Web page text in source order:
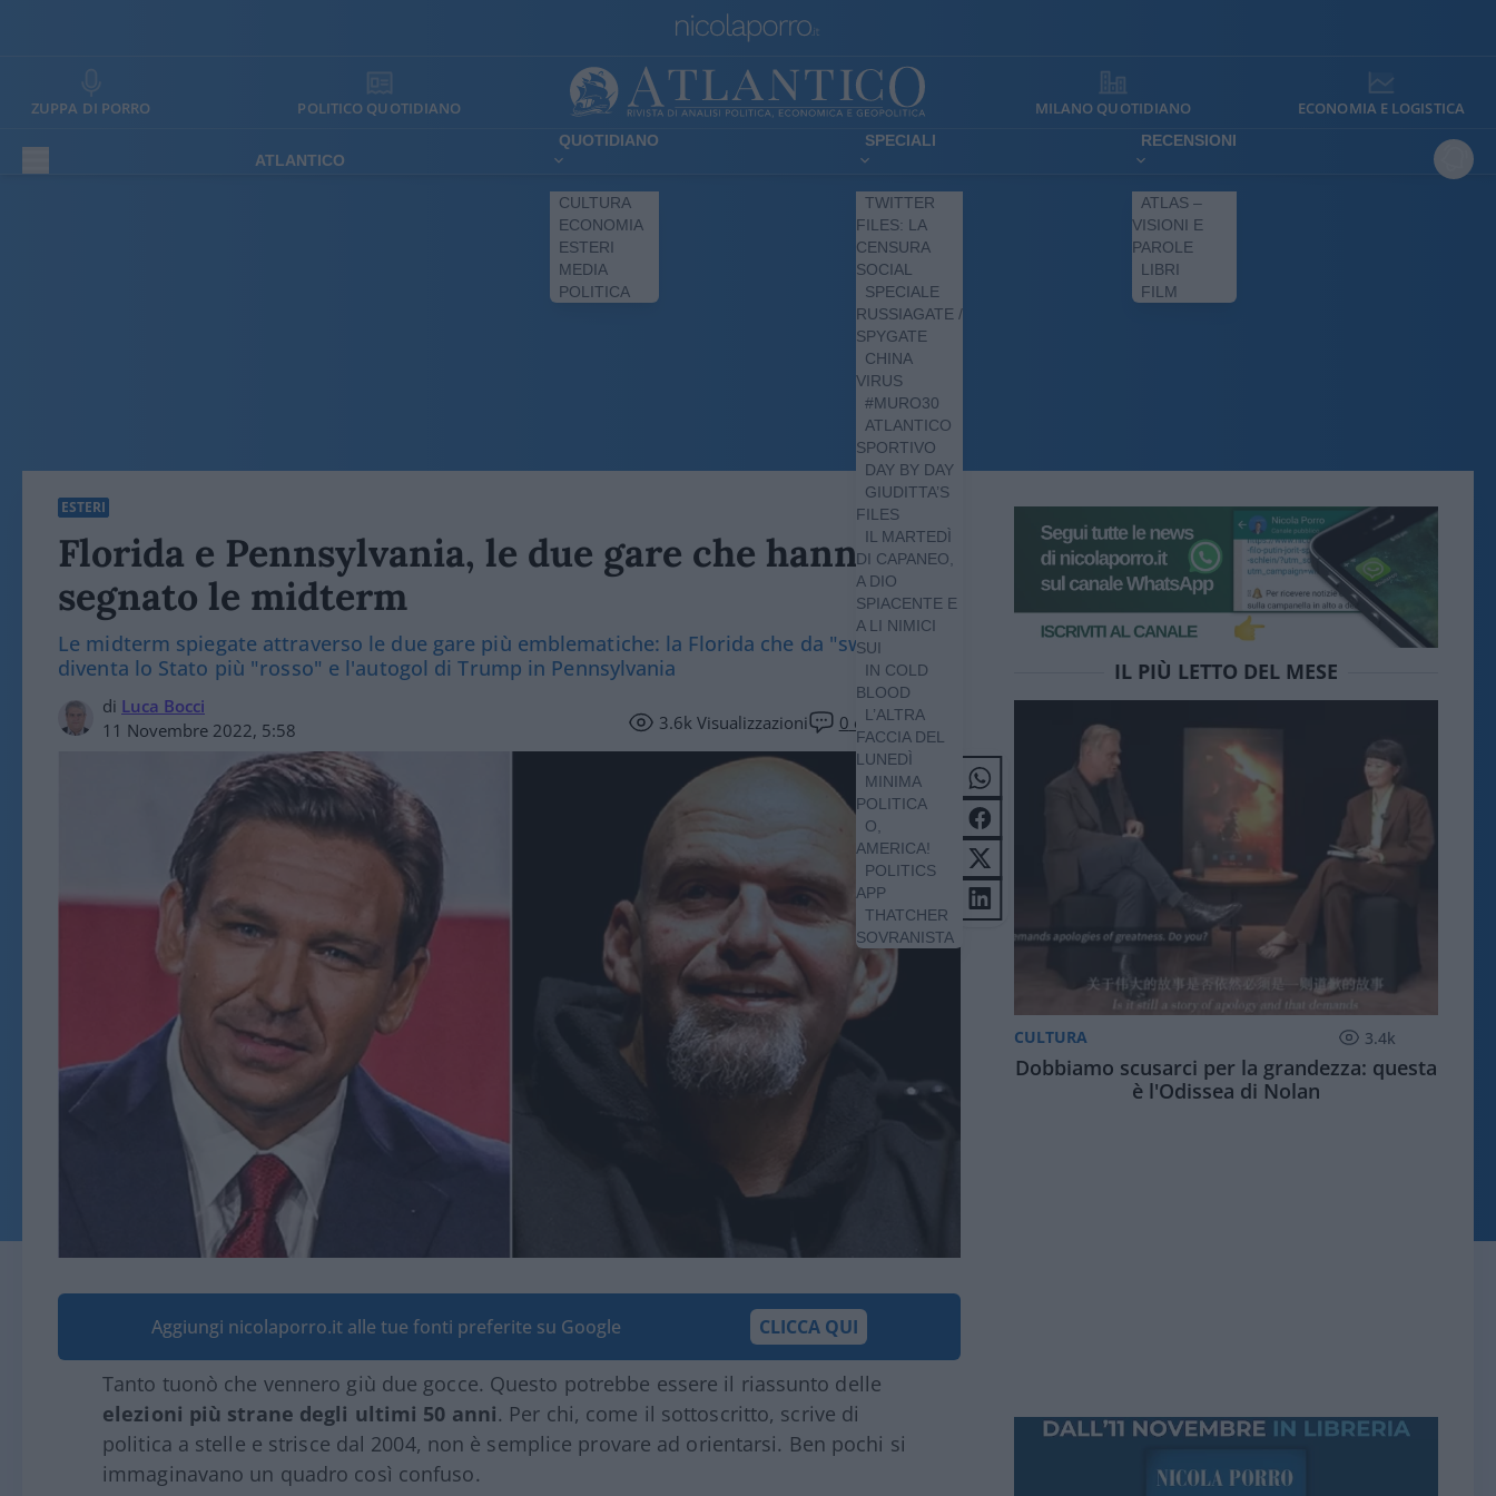
ZUPPA DI PORRO POLITICO QUOTIDIANO MILANO QUOTIDIANO ECONOMIA E LOGISTICA
ATLANTICO
QUOTIDIANO
CULTURA
ECONOMIA
ESTERI
MEDIA
POLITICA
SPECIALI
TWITTER
FILES: LA
CENSURA
SOCIAL
SPECIALE
RUSSIAGATE /
SPYGATE
CHINA
VIRUS
#MURO30
ATLANTICO
SPORTIVO
DAY BY DAY
GIUDITTA’S
FILES
IL MARTEDÌ
DI CAPANEO,
A DIO
SPIACENTE E
A LI NIMICI
SUI
IN COLD
BLOOD
L’ALTRA
FACCIA DEL
LUNEDÌ
MINIMA
POLITICA
O,
AMERICA!
POLITICS
APP
THATCHER
SOVRANISTA
RECENSIONI
ATLAS –
VISIONI E
PAROLE
LIBRI
FILM
ESTERI
Florida e Pennsylvania, le due gare che hanno
segnato le midterm
Le midterm spiegate attraverso le due gare più emblematiche: la Florida che da "swing state"
diventa lo Stato più "rosso" e l'autogol di Trump in Pennsylvania
di Luca Bocci
11 Novembre 2022, 5:58
3.6k Visualizzazioni 0 commenti
Aggiungi nicolaporro.it alle tue fonti preferite su Google CLICCA QUI
Tanto tuonò che vennero giù due gocce. Questo potrebbe essere il riassunto delle
elezioni più strane degli ultimi 50 anni. Per chi, come il sottoscritto, scrive di
politica a stelle e strisce dal 2004, non è semplice provare ad orientarsi. Ben pochi si
immaginavano un quadro così confuso.
IL PIÙ LETTO DEL MESE
CULTURA 3.4k
Dobbiamo scusarci per la grandezza: questa
è l'Odissea di Nolan